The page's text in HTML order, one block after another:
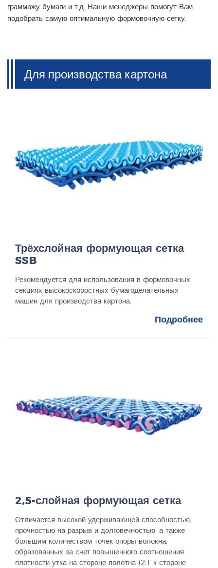
граммажу бумаги и т.д. Наши менеджеры помогут Вам
подобрать самую оптимальную формовочную сетку.
Для производства картона
Трёхслойная формующая сетка
SSB
Рекомендуется для использования в формовочных
секциях высокоскоростных бумагоделательных
машин для производства картона.
Подробнее
2,5-слойная формующая сетка
Отличается высокой удерживающей способностью,
прочностью на разрыв и долговечностью, а также
большим количеством точек опоры волокна,
образованных за счет повышенного соотношения
плотности утка на стороне полотна (2:1 к стороне